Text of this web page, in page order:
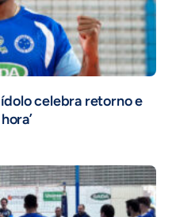
celebra retorno e